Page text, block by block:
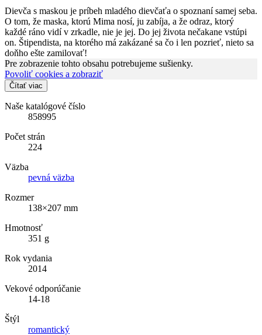
Dievča s maskou je príbeh mladého dievčaťa o spoznaní samej seba.
O tom, že maska, ktorú Mima nosí, ju zabíja, a že odraz, ktorý
každé ráno vidí v zrkadle, nie je jej. Do jej života nečakane vstúpi
on. Štipendista, na ktorého má zakázané sa čo i len pozrieť, nieto sa
doňho ešte zamilovať!
Pre zobrazenie tohto obsahu potrebujeme sušienky.
Povoliť cookies a zobraziť
Čítať viac
Naše katalógové číslo
858995
Počet strán
224
Väzba
pevná väzba
Rozmer
138×207 mm
Hmotnosť
351 g
Rok vydania
2014
Vekové odporúčanie
14-18
Štýl
romantický